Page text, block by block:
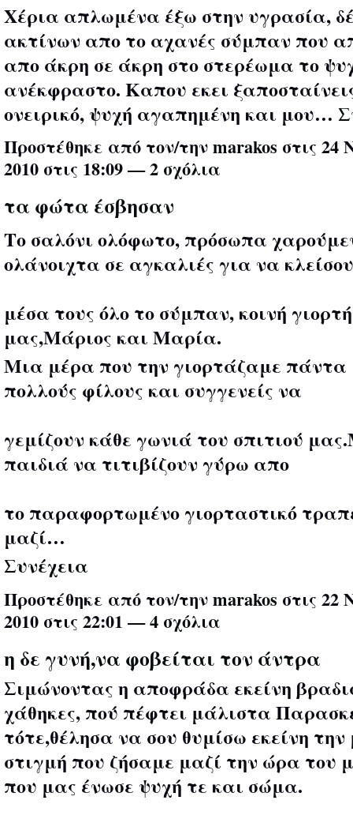
Χέρια απλωμένα έξω στην υγρασία,
ακτίνων απο το αχανές σύμπαν που
απο άκρη σε άκρη στο στερέωμα το
ανέκφραστο. Καπου εκει
ονειρικό, ψυχή αγαπημένη και μου…
Προστέθηκε από τον/τηνmarakos στις 24
2010 στις 18:09 —2 σχόλια
τα φώτα έσβησαν
Το σαλόνι ολόφωτο, πρόσωπα
ολάνοιχτα σε αγκαλιές για να
μέσα τους όλο το σύμπαν, κοινή γιορτή
μας,Μάριος και Μαρία.
Μια μέρα που την γιορτάζαμε πάντα
πολλούς φίλους και συγγενείς να
γεμίζουν κάθε γωνιά του σπιτιού
παιδιά να τιτιβίζουν γύρω απο
το παραφορτωμένο γιορταστικό
μαζί…
Συνέχεια
Προστέθηκε από τον/τηνmarakos στις 22
2010 στις 22:01 —4 σχόλια
η δε γυνή,να φοβείται τον άντρα
Σιμώνοντας η αποφράδα εκείνη
χάθηκες, πού πέφτει μάλιστα
τότε,θέλησα να σου θυμίσω εκείνη την
στιγμή που ζήσαμε μαζί την ώρα του
που μας ένωσε ψυχή τε και σώμα.